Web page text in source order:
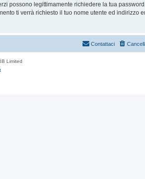
possono legittimamente richiedere la tua
ti verrà richiesto il tuo nome utente ed indirizzo
Contattaci
Limited